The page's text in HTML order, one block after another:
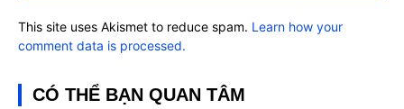
This site uses Akismet to reduce spam. Learn how your
comment data is processed.
CÓ THỂ BẠN QUAN TÂM